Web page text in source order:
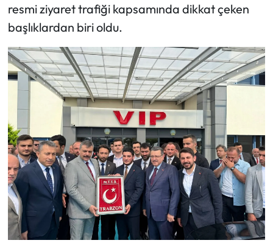
resmi ziyaret trafiği kapsamında dikkat çeken
başlıklardan biri oldu.